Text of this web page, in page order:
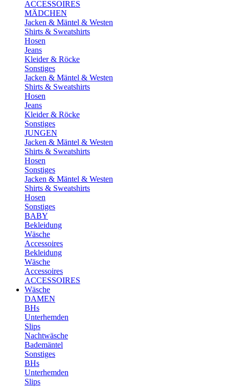
ACCESSOIRES
MÄDCHEN
Jacken & Mäntel & Westen
Shirts & Sweatshirts
Hosen
Jeans
Kleider & Röcke
Sonstiges
Jacken & Mäntel & Westen
Shirts & Sweatshirts
Hosen
Jeans
Kleider & Röcke
Sonstiges
JUNGEN
Jacken & Mäntel & Westen
Shirts & Sweatshirts
Hosen
Sonstiges
Jacken & Mäntel & Westen
Shirts & Sweatshirts
Hosen
Sonstiges
BABY
Bekleidung
Wäsche
Accessoires
Bekleidung
Wäsche
Accessoires
ACCESSOIRES
Wäsche
DAMEN
BHs
Unterhemden
Slips
Nachtwäsche
Bademäntel
Sonstiges
BHs
Unterhemden
Slips